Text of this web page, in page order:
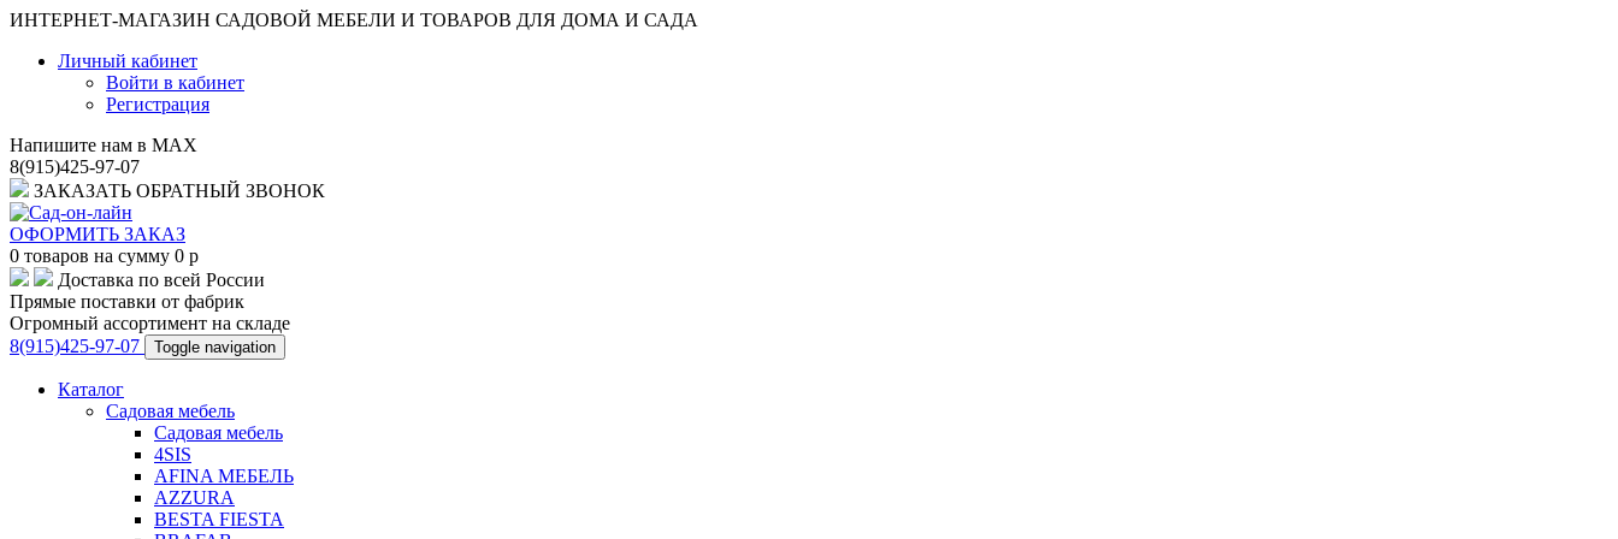
ИНТЕРНЕТ-МАГАЗИН САДОВОЙ МЕБЕЛИ И ТОВАРОВ ДЛЯ ДОМА И САДА
Личный кабинет
Войти в кабинет
Регистрация
Напишите нам в MAX
8(915)425-97-07
ЗАКАЗАТЬ ОБРАТНЫЙ ЗВОНОК
ОФОРМИТЬ ЗАКАЗ
0 товаров на сумму 0 p
Доставка по всей России
Прямые поставки от фабрик
Огромный ассортимент на складе
8(915)425-97-07
Toggle navigation
Каталог
Садовая мебель
Садовая мебель
4SIS
AFINA МЕБЕЛЬ
AZZURA
BESTA FIESTA